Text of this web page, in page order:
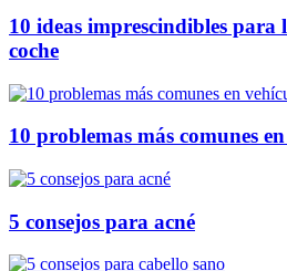
10 ideas imprescindibles para
coche
10 problemas más comunes
5 consejos para acné